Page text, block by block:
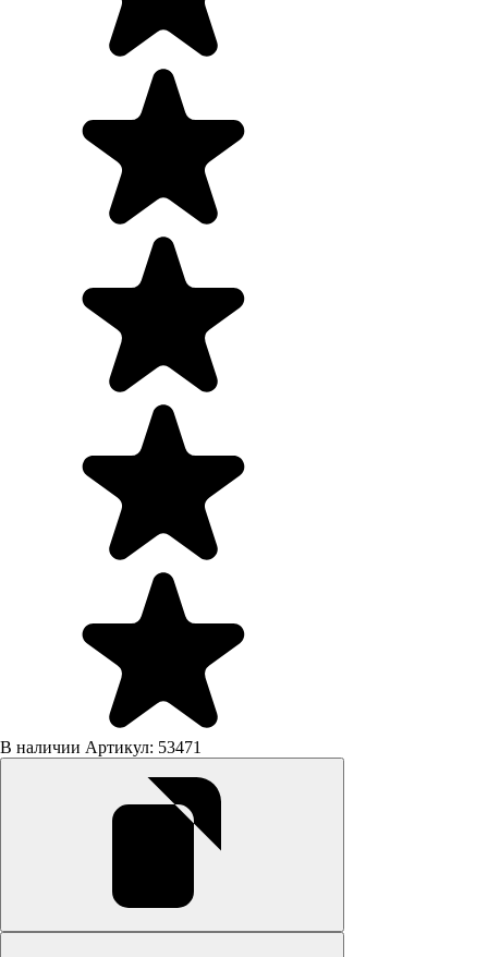
В наличии Артикул: 53471